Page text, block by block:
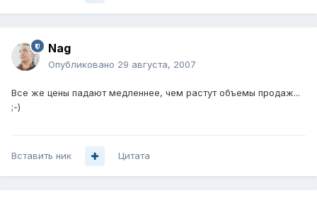
Nag
Опубликовано 29 августа, 2007
Все же цены падают медленнее, чем растут объемы продаж...
;-)
Вставить ник Цитата